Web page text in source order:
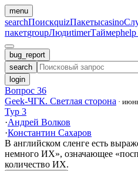
menu
searchПоискquizПакетыcasino
пакетgroupЛюдиtimerТаймер
bug_report
search
login
Вопрос 36
Geek-ЧГК. Светлая сторона ·
Тур 3
·Андрей Волков
·Константин Сахаров
В английском сленге есть
немного ИХ», означающее
количество ИХ.